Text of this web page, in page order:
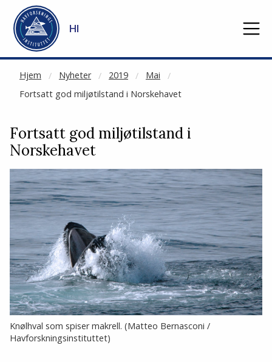
Gå til hovedinnhold
HI
Hjem Nyheter 2019
Mai
Fortsatt god miljøtilstand i Norskehavet
NOT CACHED
Fortsatt god miljøtilstand i
Norskehavet
Knølhval som spiser makrell. (Matteo Bernasconi /
Havforskningsinstituttet)